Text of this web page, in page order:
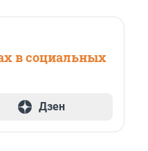
в социальных
Дзен